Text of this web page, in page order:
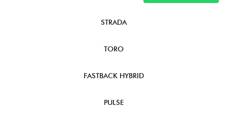
STRADA
TORO
FASTBACK HYBRID
PULSE